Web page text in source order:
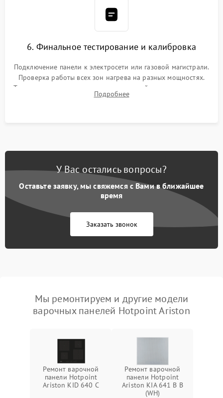
6. Финальное тестирование и калибровка
Подключение панели к электросети или газовой магистрали.
Проверка работы всех зон нагрева на разных мощностях.
Тестирование сенсорного управления, таймера, индикаторов
остаточного тепла и систем защиты от перегрева.
Подробнее
У Вас остались вопросы?
Оставьте заявку, мы свяжемся с Вами в ближайшее
время
Заказать звонок
Мы ремонтируем и другие модели
варочных панелей Hotpoint Ariston
Ремонт варочной
панели Hotpoint
Ariston KID 640 C
Ремонт варочной
панели Hotpoint
Ariston KIA 641 B B
(WH)